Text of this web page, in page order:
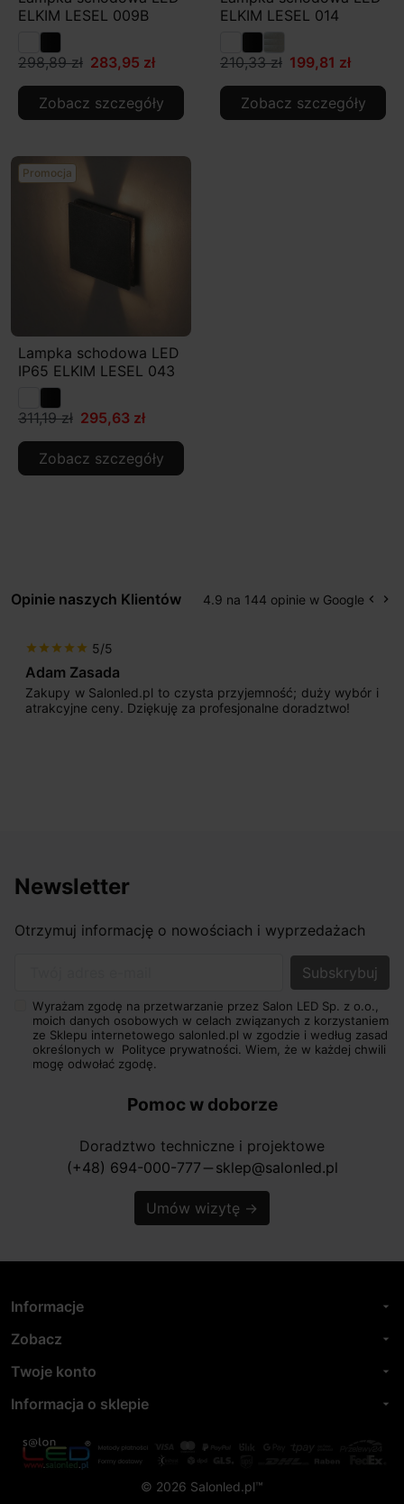
ELKIM LESEL 009B
298,89 zł 283,95 zł
Zobacz szczegóły
ELKIM LESEL 014
210,33 zł 199,81 zł
Zobacz szczegóły
Promocja
Lampka schodowa LED
IP65 ELKIM LESEL 043
311,19 zł 295,63 zł
Zobacz szczegóły
Opinie naszych Klientów 4.9 na 144 opinie w Google keyboard_arrow_left keyboard_arrow_right
star star star star star 5/5
Max777
Jestem bardzo zadowolony. Przede wszystkim od
początku uderzyło mnie profesjonalne podejście
Newsletter
Otrzymuj informację o nowościach i wyprzedażach
Wyrażam zgodę na przetwarzanie przez Salon LED Sp. z o.o.,
moich danych osobowych w celach związanych z korzystaniem
ze Sklepu internetowego salonled.pl w zgodzie i według zasad
określonych w Polityce prywatności. Wiem, że w każdej chwili
mogę odwołać zgodę.
Pomoc w doborze
Doradztwo techniczne i projektowe
(+48) 694-000-777 horizontal_rule sklep@salonled.pl
Umów wizytę →
Informacje arrow_drop_down
Zobacz arrow_drop_down
Twoje konto arrow_drop_down
Informacja o sklepie arrow_drop_down
© 2026 Salonled.pl™